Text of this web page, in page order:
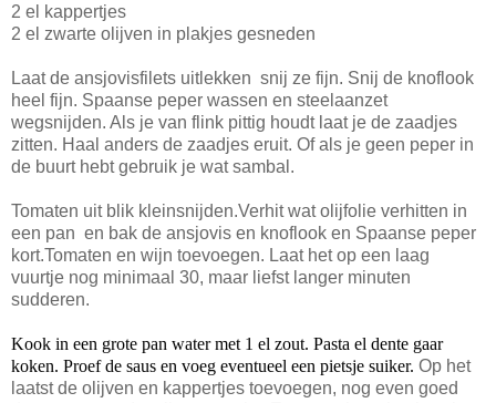
2 el kappertjes
2 el zwarte olijven in plakjes gesneden
Laat de ansjovisfilets uitlekken snij ze fijn. Snij de knoflook
heel fijn. Spaanse peper wassen en steelaanzet
wegsnijden. Als je van flink pittig houdt laat je de zaadjes
zitten. Haal anders de zaadjes eruit. Of als je geen peper in
de buurt hebt gebruik je wat sambal.
Tomaten uit blik kleinsnijden.Verhit wat olijfolie verhitten in
een pan en bak de ansjovis en knoflook en Spaanse peper
kort.Tomaten en wijn toevoegen. Laat het op een laag
vuurtje nog minimaal 30, maar liefst langer minuten
sudderen.
Kook in een grote pan water met 1 el zout. Pasta el dente gaar
koken. Proef de saus en voeg eventueel een pietsje suiker. Op het
laatst de olijven en kappertjes toevoegen, nog even goed